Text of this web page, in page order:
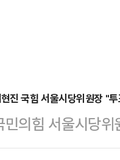
진 국힘 서울시당위원장 "
민의힘 서울시당
부족 사태와 관련